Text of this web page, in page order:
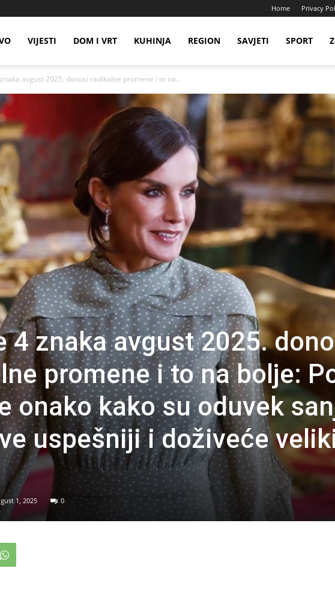
Home Privacy
VIJESTI DOM I VRT KUHINJA REGION SAVJETI SPORT
avgust 2025. donosi radikalne promene i to na...
4 znaka avgust 2025.
promene i to na bolje:
onako kako su oduvek
uspešniji i doživeće
1, 2025 0